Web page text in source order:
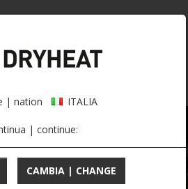
DONNA
| nation ITALIA
| continue:
CAMBIA | CHANGE